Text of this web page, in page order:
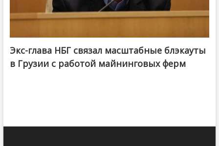
Экс-глава НБГ связал масштабные блэкауты
в Грузии с работой майнинговых ферм